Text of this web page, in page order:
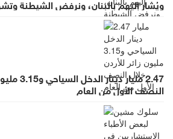
ويُشار إليهم بالبنان، ونرفض الشيطنة
بالعموميات
2.47 مليار
النصف الأول من العام